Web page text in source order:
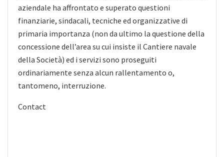
aziendale ha affrontato e superato questioni
finanziarie, sindacali, tecniche ed organizzative di
primaria importanza (non da ultimo la questione della
concessione dell’area su cui insiste il Cantiere navale
della Società) ed i servizi sono proseguiti
ordinariamente senza alcun rallentamento o,
tantomeno, interruzione.
Contact